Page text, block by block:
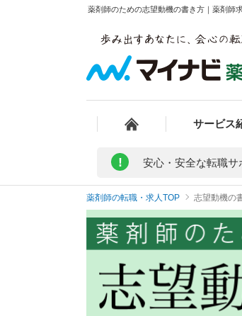
薬剤師のための志望動機の書き方｜薬剤師
サービス
! 安心・安全な転職サ
薬剤師の転職・求人TOP 志望動機の